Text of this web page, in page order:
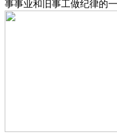
事事业和旧事工做纪律的一